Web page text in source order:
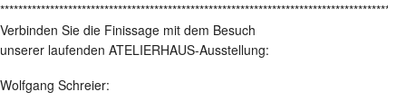
Verbinden Sie die Finissage mit dem Besuch
unserer laufenden ATELIERHAUS-Ausstellung:
Wolfgang Schreier: